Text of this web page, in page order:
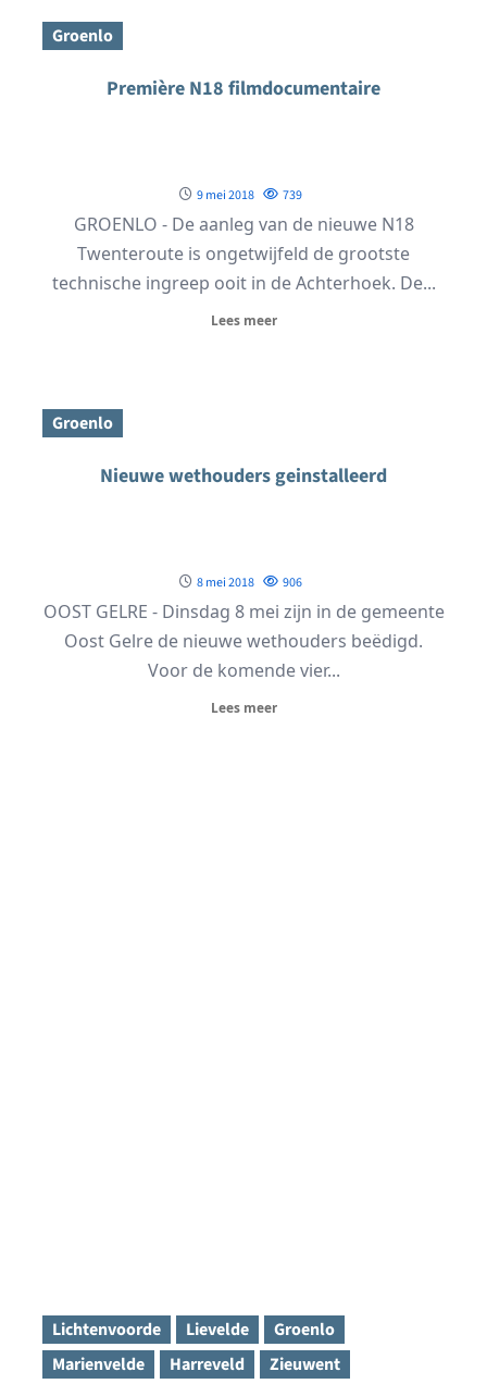
Groenlo
Première N18 filmdocumentaire
9 mei 2018 739
GROENLO - De aanleg van de nieuwe N18
Twenteroute is ongetwijfeld de grootste
technische ingreep ooit in de Achterhoek. De...
Lees meer
Groenlo
Nieuwe wethouders geinstalleerd
8 mei 2018 906
OOST GELRE - Dinsdag 8 mei zijn in de gemeente
Oost Gelre de nieuwe wethouders beëdigd.
Voor de komende vier...
Lees meer
Lichtenvoorde Lievelde
Groenlo
Marienvelde
Harreveld Zieuwent